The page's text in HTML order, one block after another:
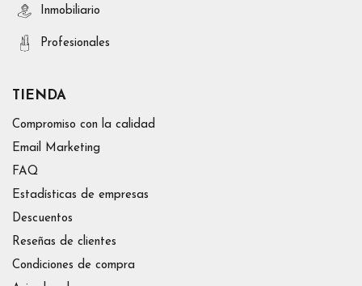
Inmobiliario
Profesionales
TIENDA
Compromiso con la calidad
Email Marketing
FAQ
Estadísticas de empresas
Descuentos
Reseñas de clientes
Condiciones de compra